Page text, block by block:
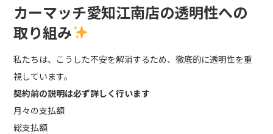
カーマッチ愛知江南店の透明性への
取り組み
私たちは、こうした不安を解消するため、徹底的に透明性を重
視しています。
契約前の説明は必ず詳しく行います
月々の支払額
総支払額